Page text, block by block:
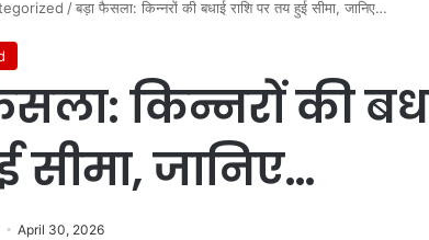
/बड़ा फैसला: किन्नरों की बधाई राशि पर तय हुई सीमा, जानिए…
किन्नरों की
सीमा, जानिए…
April 30, 2026